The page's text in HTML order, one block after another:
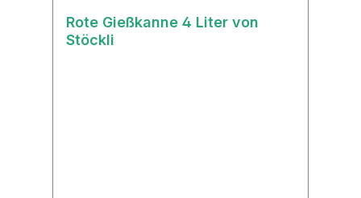
Rote Gießkanne 4 Liter von
Stöckli